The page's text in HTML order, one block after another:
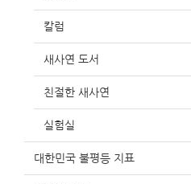
칼럼
새사연 도서
친절한 새사연
실험실
대한민국 불평등 지표